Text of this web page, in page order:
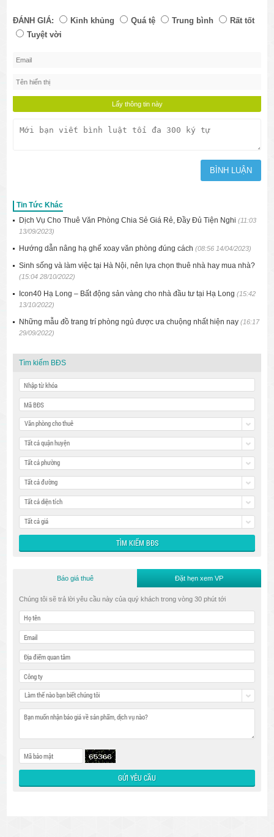
ĐÁNH GIÁ: Kinh khủng Quá tệ Trung bình
Rất tốt
Tuyệt vời
Tin Tức Khác
Dịch Vụ Cho Thuê Văn Phòng Chia Sẻ Giá Rẻ, Đầy Đủ Tiện Nghi(11:03
13/09/2023)
Hướng dẫn nâng hạ ghế xoay văn phòng đúng cách(08:56 14/04/2023)
Sinh sống và làm việc tại Hà Nội, nên lựa chọn thuê nhà hay mua nhà?
(15:04 28/10/2022)
Icon40 Hạ Long – Bất động sản vàng cho nhà đầu tư tại Hạ Long(15:42
13/10/2022)
Những mẫu đồ trang trí phòng ngủ được ưa chuộng nhất hiện nay(16:17
29/09/2022)
Tìm kiếm BĐS
Văn phòng cho thuê
Tất cả quận huyện
Tất cả phường
Tất cả đường
Tất cả diện tích
Tất cả giá
Báo giá thuê Đặt hẹn xem VP
Chúng tôi sẽ trả lời yêu cầu này của quý khách trong vòng 30 phút tới
Làm thế nào bạn biết chúng tôi